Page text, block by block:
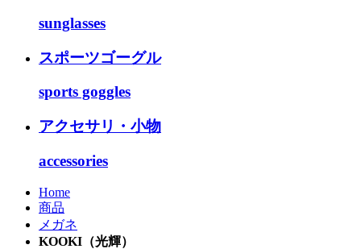
sunglasses
スポーツゴーグル
sports goggles
アクセサリ・小物
accessories
Home
商品
メガネ
KOOKI（光輝）